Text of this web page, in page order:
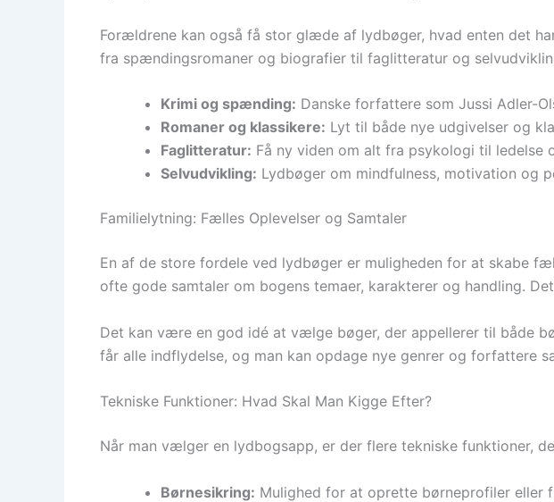
Forældrene kan også få stor glæde af lydbøger, hvad enten det
fra spændingsromaner og biografier til faglitteratur og
Krimi og spænding: Danske forfattere som Jussi Adler-
Romaner og klassikere: Lyt til både nye udgivelser og
Faglitteratur: Få ny viden om alt fra psykologi til ledelse
Selvudvikling: Lydbøger om mindfulness, motivation og
Familielytning: Fælles Oplevelser og Samtaler
En af de store fordele ved lydbøger er muligheden for at skabe
ofte gode samtaler om bogens temaer, karakterer og handling.
Det kan være en god idé at vælge bøger, der appellerer til både
får alle indflydelse, og man kan opdage nye genrer og forfattere
Tekniske Funktioner: Hvad Skal Man Kigge Efter?
Når man vælger en lydbogsapp, er der flere tekniske funktioner,
Børnesikring: Mulighed for at oprette børneprofiler eller